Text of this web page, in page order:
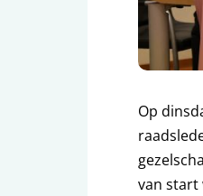
Op
van start